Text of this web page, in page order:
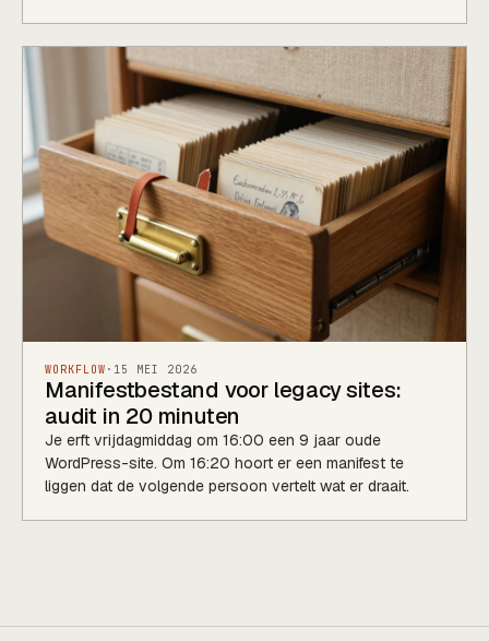
WORKFLOW · 15 MEI 2026
Manifestbestand voor legacy sites:
audit in 20 minuten
Je erft vrijdagmiddag om 16:00 een 9 jaar oude
WordPress-site. Om 16:20 hoort er een manifest te
liggen dat de volgende persoon vertelt wat er draait.